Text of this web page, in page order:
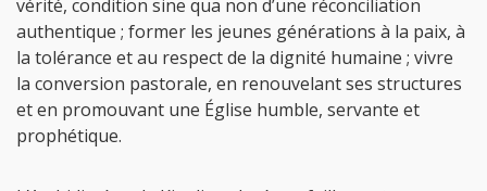
vérité, condition sine qua non d’une réconciliation
authentique ; former les jeunes générations à la paix, à
la tolérance et au respect de la dignité humaine ; vivre
la conversion pastorale, en renouvelant ses structures
et en promouvant une Église humble, servante et
prophétique.